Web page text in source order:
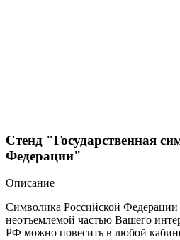
Стенд "Государственная
Федерации"
Описание
Символика Российской Федерации
неотъемлемой частью Вашего
РФ можно повесить в любой